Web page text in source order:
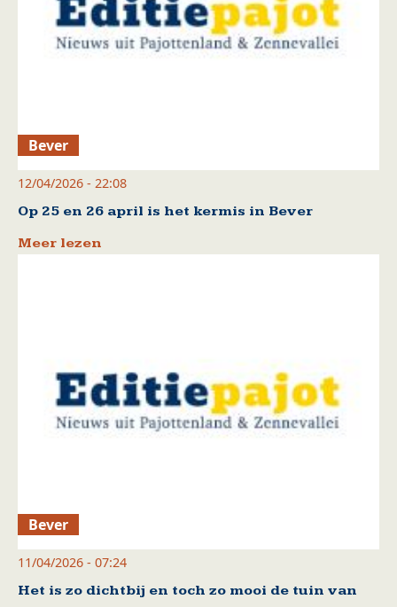
Bever
12/04/2026 - 22:08
Op 25 en 26 april is het kermis in Bever
Meer lezen
Bever
11/04/2026 - 07:24
Het is zo dichtbij en toch zo mooi de tuin van